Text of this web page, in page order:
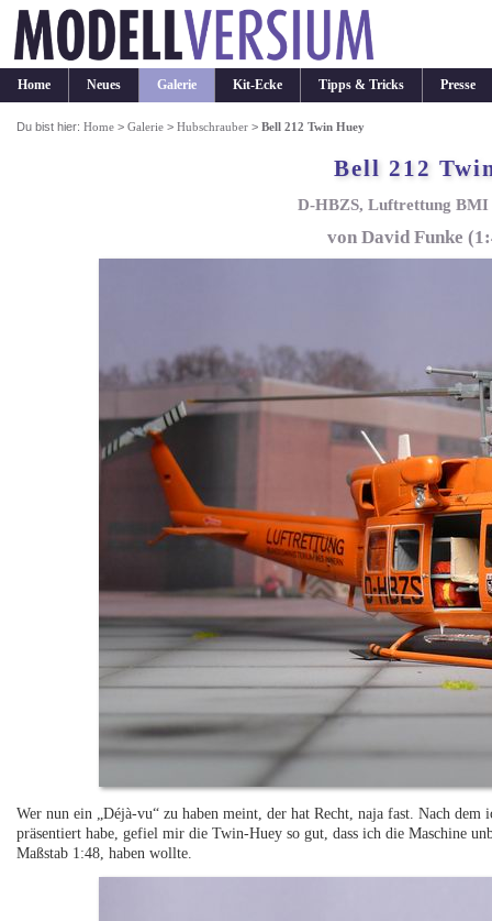
Home Neues Galerie Kit-Ecke Tipps & Tricks Presse
Du bist hier:Home >Galerie >Hubschrauber >Bell 212 Twin Huey
Bell 212
D-HBZS, Luftrettung
von David Funke
Wer nun ein „Déjà-vu“ zu haben meint, der hat Recht, naja fast. Nach
präsentiert habe, gefiel mir die Twin-Huey so gut, dass ich die Maschine
Maßstab 1:48, haben wollte.